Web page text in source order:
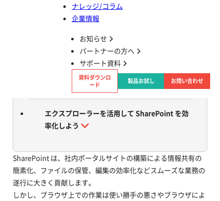
ナレッジ/コラム
企業情報
お知らせ
パートナーの方へ
サポート資料
資料ダウンロ
ード
製品お試し お問い合わせ
SharePoint をエクスプローラーで開く方法
​エクスプローラーで開くことができない場合の
チェックポイント
​エクスプローラーでの操作を効率化する方法
​エクスプローラーを活用して SharePoint を効
率化しよう
SharePoint は、社内ポータルサイトの構築による情報共有の
簡素化、ファイルの保管、編集の効率化などスムーズな業務の
遂行に大きく貢献します。
しかし、ブラウザ上での作業は使い勝手の悪さやブラウザによ